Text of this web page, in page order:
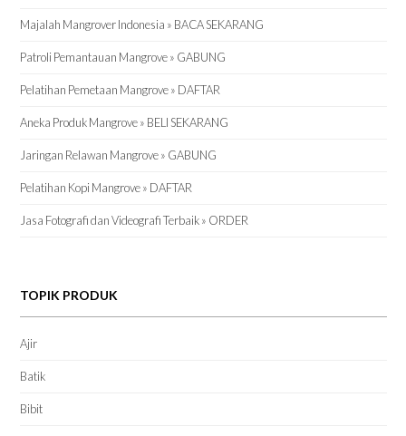
Majalah Mangrover Indonesia » BACA SEKARANG
Patroli Pemantauan Mangrove » GABUNG
Pelatihan Pemetaan Mangrove » DAFTAR
Aneka Produk Mangrove » BELI SEKARANG
Jaringan Relawan Mangrove » GABUNG
Pelatihan Kopi Mangrove » DAFTAR
Jasa Fotografi dan Videografi Terbaik » ORDER
TOPIK PRODUK
Ajir
Batik
Bibit